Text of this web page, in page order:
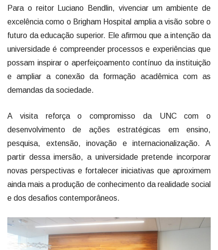
Para o reitor Luciano Bendlin, vivenciar um ambiente de
excelência como o Brigham Hospital amplia a visão sobre o
futuro da educação superior. Ele afirmou que a intenção da
universidade é compreender processos e experiências que
possam inspirar o aperfeiçoamento contínuo da instituição
e ampliar a conexão da formação acadêmica com as
demandas da sociedade.
A visita reforça o compromisso da UNC com o
desenvolvimento de ações estratégicas em ensino,
pesquisa, extensão, inovação e internacionalização. A
partir dessa imersão, a universidade pretende incorporar
novas perspectivas e fortalecer iniciativas que aproximem
ainda mais a produção de conhecimento da realidade social
e dos desafios contemporâneos.